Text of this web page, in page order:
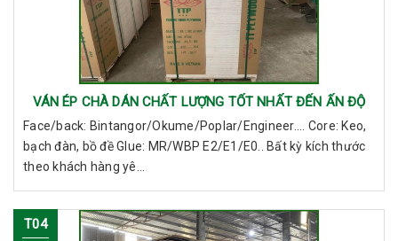
VÁN ÉP CHÀ DÁN CHẤT LƯỢNG TỐT NHẤT ĐẾN ẤN ĐỘ
Face/back: Bintangor/Okume/Poplar/Engineer.... Core: Keo,
bạch đàn, bồ đề Glue: MR/WBP E2/E1/E0.. Bất kỳ kích thước
theo khách hàng yê...
T04